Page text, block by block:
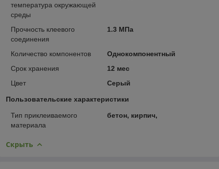
температура окружающей
среды
Прочность клеевого
соединения
1.3 МПа
Количество компонентов
Однокомпонентный
Срок хранения
12 мес
Цвет
Серый
Пользовательские характеристики
Тип приклеиваемого
материала
бетон, кирпич,
Скрыть